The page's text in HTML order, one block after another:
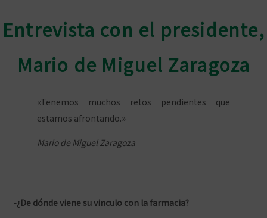
Entrevista con el presidente,
Mario de Miguel Zaragoza
«Tenemos muchos retos pendientes que
estamos afrontando.»
Mario de Miguel Zaragoza
-¿De dónde viene su vinculo con la farmacia?